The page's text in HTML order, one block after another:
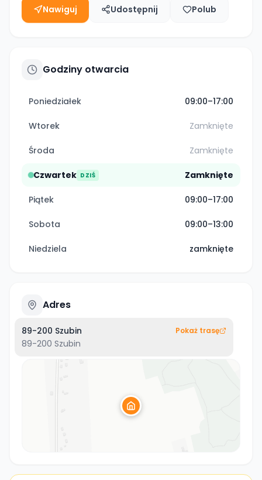
Nawiguj Udostępnij Polub
Godziny otwarcia
Poniedziałek 09:00–17:00
Wtorek Zamknięte
Środa Zamknięte
Czwartek DZIŚ Zamknięte
Piątek 09:00–17:00
Sobota 09:00–13:00
Niedziela zamknięte
Adres
89-200 Szubin
89-200 Szubin
Pokaż trasę